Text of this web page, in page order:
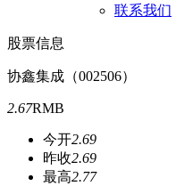
联系我们
股票信息
协鑫集成（002506）
2.67RMB
今开2.69
昨收2.69
最高2.77